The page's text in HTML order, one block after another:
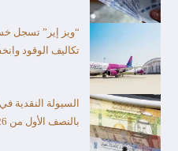
“ويز إير” تسجل
تكاليف الوقود
بالنصف الأول من 2026